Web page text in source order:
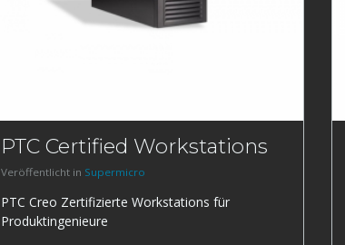
PTC Certified Workstations
Veröffentlicht in Supermicro
PTC Creo Zertifizierte Workstations für
Produktingenieure